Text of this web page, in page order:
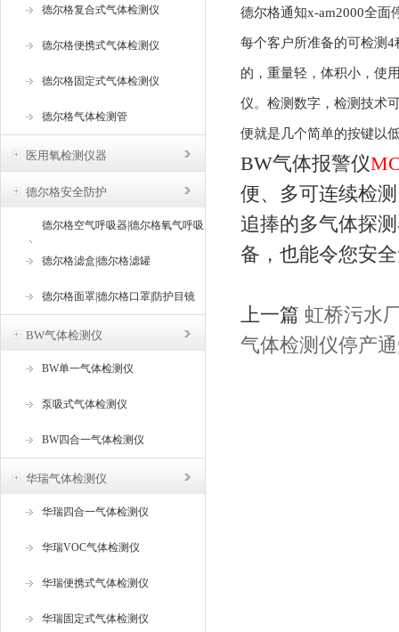
德尔格复合式气体检测仪
德尔格便携式气体检测仪
德尔格固定式气体检测仪
德尔格气体检测管
医用氧检测仪器
德尔格安全防护
德尔格空气呼吸器|德尔格氧气呼吸
器
德尔格滤盒|德尔格滤罐
德尔格面罩|德尔格口罩|防护目镜
BW气体检测仪
BW单一气体检测仪
泵吸式气体检测仪
BW四合一气体检测仪
华瑞气体检测仪
华瑞四合一气体检测仪
华瑞VOC气体检测仪
华瑞便携式气体检测仪
华瑞固定式气体检测仪
德尔格通知x-am2000全面
每个客户所准备的可检测4
的，重量轻，体积小，使
仪。检测数字，检测技术
便就是几个简单的按键以
BW气体报警仪
便、多可连续检
追捧的多气体探
备，也能令您安
上一篇 虹桥污水
气体检测仪停产